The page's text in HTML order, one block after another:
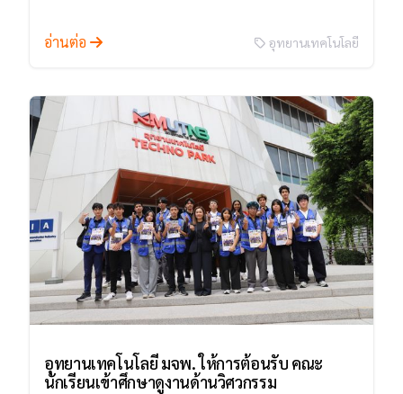
อ่านต่อ อุทยานเทคโนโลยี
อุทยานเทคโนโลยี มจพ. ให้การต้อนรับ คณะ
นักเรียนเข้าศึกษาดูงานด้านวิศวกรรม